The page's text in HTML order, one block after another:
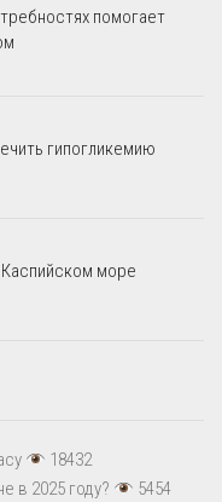
помогает
гипогликемию
море
18432
в 2025 году?
5454